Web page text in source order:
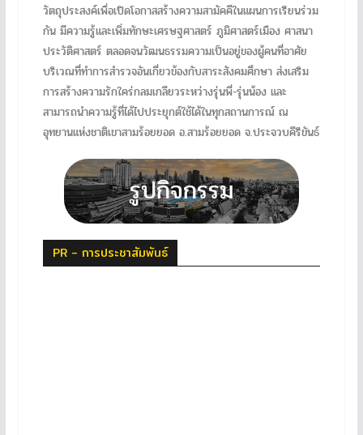
วัตถุประสงค์เพื่อเปิดโอกาสสร้างความสามัคคีในแผนการเรียนร่วม
กัน มีความรู้และเพิ่มทักษะเศรษฐศาสตร์ ภูมิศาสตร์เมือง ศาสนา
ประวัติศาสตร์ ตลอดจนวัฒนธรรมความเป็นอยู่ของผู้คนที่อาศัย
บริเวณที่ทำการสำรวจอันเกี่ยวข้องกับสาระสังคมศึกษา ส่งเสริม
การสร้างความรักใคร่กลมเกลียวระหว่างรุ่นพี่-รุ่นน้อง และ
สามารถนำความรู้ที่ได้ไปประยุกต์ใช้ได้ในทุกสถานการณ์ ณ
อุทยานแห่งชาติเขาสามร้อยยอด อ.สามร้อยยอด จ.ประจวบคีรีขันธ์
PR - การประชาสัมพันธ์